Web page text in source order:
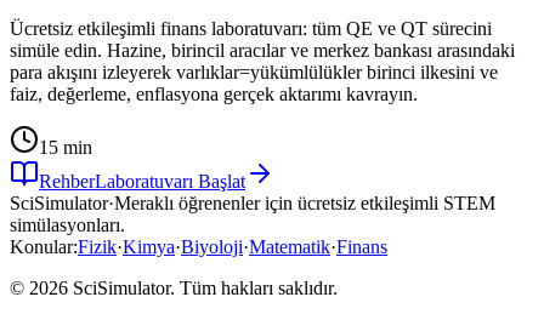
Ücretsiz etkileşimli finans laboratuvarı: tüm QE ve QT sürecini
simüle edin. Hazine, birincil aracılar ve merkez bankası arasındaki
para akışını izleyerek varlıklar=yükümlülükler birinci ilkesini ve
faiz, değerleme, enflasyona gerçek aktarımı kavrayın.
15 min
RehberLaboratuvarı Başlat
SciSimulator·Meraklı öğrenenler için ücretsiz etkileşimli STEM
simülasyonları.
Konular:Fizik·Kimya·Biyoloji·Matematik·Finans
© 2026 SciSimulator. Tüm hakları saklıdır.